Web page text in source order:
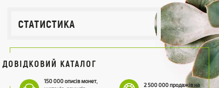
СТАТИСТИКА
ДОВІДКОВИЙ КАТАЛОГ
150 000 описів монет,
2 500 000 продажів на